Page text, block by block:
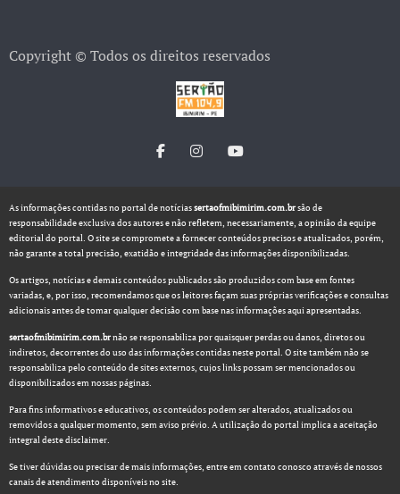
Copyright © Todos os direitos reservados
As informações contidas no portal de notíciassertaofmibimirim.com.brsão de
responsabilidade exclusiva dos autores e não refletem, necessariamente, a opinião da equipe
editorial do portal. O site se compromete a fornecer conteúdos precisos e atualizados, porém,
não garante a total precisão, exatidão e integridade das informações disponibilizadas.
Os artigos, notícias e demais conteúdos publicados são produzidos com base em fontes
variadas, e, por isso, recomendamos que os leitores façam suas próprias verificações e consultas
adicionais antes de tomar qualquer decisão com base nas informações aqui apresentadas.
sertaofmibimirim.com.brnão se responsabiliza por quaisquer perdas ou danos, diretos ou
indiretos, decorrentes do uso das informações contidas neste portal. O site também não se
responsabiliza pelo conteúdo de sites externos, cujos links possam ser mencionados ou
disponibilizados em nossas páginas.
Para fins informativos e educativos, os conteúdos podem ser alterados, atualizados ou
removidos a qualquer momento, sem aviso prévio. A utilização do portal implica a aceitação
integral deste disclaimer.
Se tiver dúvidas ou precisar de mais informações, entre em contato conosco através de nossos
canais de atendimento disponíveis no site.